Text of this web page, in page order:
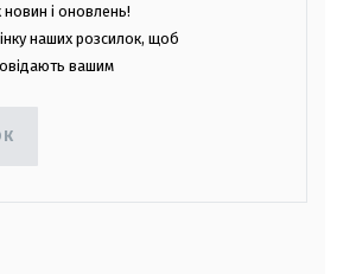
новин і оновлень!
наших розсилок, щоб
вашим